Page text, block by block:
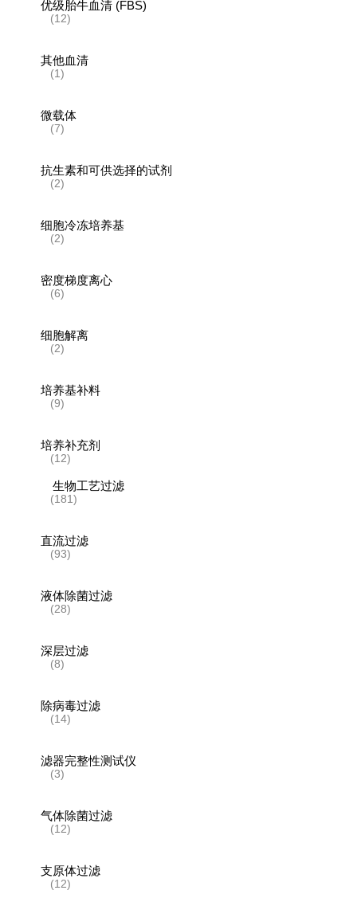
优级胎牛血清 (FBS)
(12)
其他血清
(1)
微载体
(7)
抗生素和可供选择的试剂
(2)
细胞冷冻培养基
(2)
密度梯度离心
(6)
细胞解离
(2)
培养基补料
(9)
培养补充剂
(12)
生物工艺过滤
(181)
直流过滤
(93)
液体除菌过滤
(28)
深层过滤
(8)
除病毒过滤
(14)
滤器完整性测试仪
(3)
气体除菌过滤
(12)
支原体过滤
(12)